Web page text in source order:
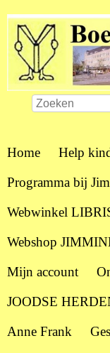
Home
Help
Programma bij
Webwinkel
Webshop
Mijn account
JOODSE
Anne Frank